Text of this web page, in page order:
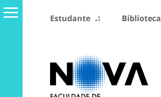
Estudante Biblioteca